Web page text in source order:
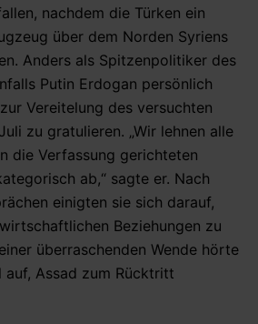
nachdem die Türken ein
über dem Norden Syriens
Anders als Spitzenpolitiker des
Putin Erdogan persönlich
Vereitelung des versuchten
zu gratulieren. „Wir lehnen alle
die Verfassung gerichteten
ab,“ sagte er. Nach
einigten sie sich darauf,
Beziehungen zu
überraschenden Wende hörte
auf, Assad zum Rücktritt